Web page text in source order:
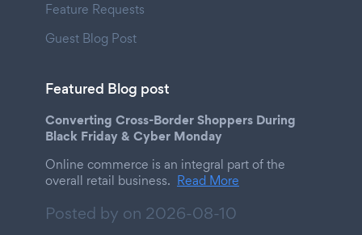
Feature Requests
Guest Blog Post
Featured Blog post
Converting Cross-Border Shoppers During
Black Friday & Cyber Monday
Online commerce is an integral part of the
overall retail business. Read More
Posted by on 2026-08-10